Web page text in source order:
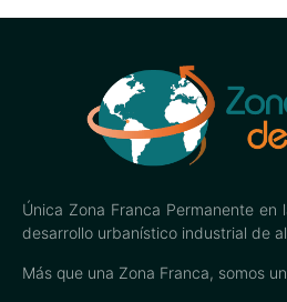
Única Zona Franca Permanente
desarrollo urbanístico industrial de
Más que una Zona Franca, somos